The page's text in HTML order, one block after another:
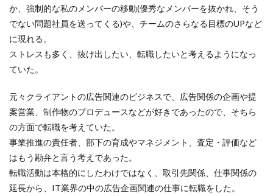
か、強制的な私のメンバーの移動(優秀なメンバーを抜かれ、そう
でない問題社員を送ってくる)や、チームのさらなる目標のUPなど
に現れる。
ストレスも多く、抜け出したい、転職したいと考えるようになっ
ていた。
元々クライアントの広告関連のビジネスで、広告関係の企画や提
案営業、制作物のプロデュースなどが好きであったので、そちら
の方面で転職を考えていた。
事業推進の責任者、部下の育成やマネジメント、査定・評価など
はもう勘弁と言う考えであった。
転職活動は本格的にしたわけではなく、取引先関係、仕事関係の
延長から、IT業界の中の広告企画関連の仕事に転職をした。